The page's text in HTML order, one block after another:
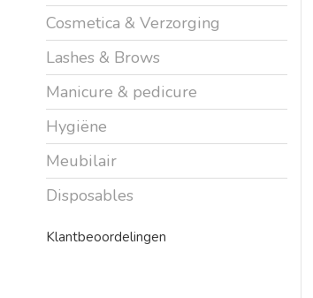
Cosmetica & Verzorging
Lashes & Brows
Manicure & pedicure
Hygiëne
Meubilair
Disposables
Klantbeoordelingen